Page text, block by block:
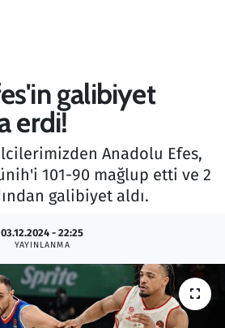
galibiyet
erdi!
Anadolu Efes,
101-90 mağlup etti ve 2
galibiyet aldı.
03.12.2024 - 22:25
YAYINLANMA